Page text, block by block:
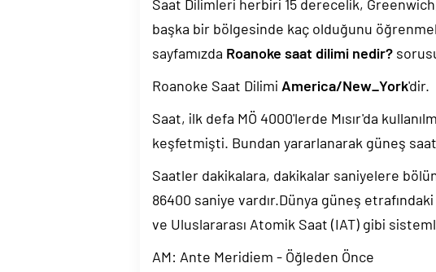
Saat Dilimleri herbiri 15 derecelik,
başka bir bölgesinde kaç olduğunu
sayfamızda Roanoke saat dilimi nedir?
Roanoke Saat Dilimi America/New_York'dir.
Saat, ilk defa MÖ 4000'lerde Mısır'da
keşfetmişti. Bundan yararlanarak güneş
Saatler dakikalara, dakikalar saniyelere
86400 saniye vardır.Dünya güneş
ve Uluslararası Atomik Saat (IAT) gibi
AM: Ante Meridiem - Öğleden Önce